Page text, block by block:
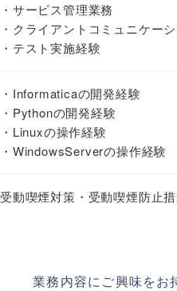
・サービス管理業務
・クライアントコミュニケー
・テスト実施経験
・Informaticaの開発経験
・Pythonの開発経験
・Linuxの操作経験
・WindowsServerの操作経験
受動喫煙対策・受動喫煙防止
業務内容にご興味をお